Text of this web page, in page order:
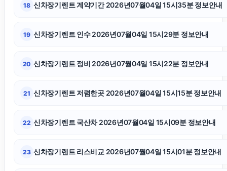
18 신차장기렌트 계약기간 2026년07월04일 15시35분 정보안내
19 신차장기렌트 인수 2026년07월04일 15시29분 정보안내
20 신차장기렌트 정비 2026년07월04일 15시22분 정보안내
21 신차장기렌트 저렴한곳 2026년07월04일 15시15분 정보안내
22 신차장기렌트 국산차 2026년07월04일 15시09분 정보안내
23 신차장기렌트 리스비교 2026년07월04일 15시01분 정보안내